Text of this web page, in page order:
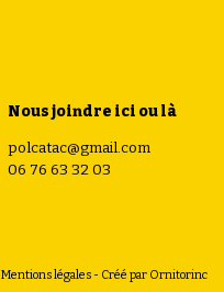
Nous joindre ici ou là
polcatac@gmail.com
06 76 63 32 03
Mentions légales - Créé par Ornitorinc